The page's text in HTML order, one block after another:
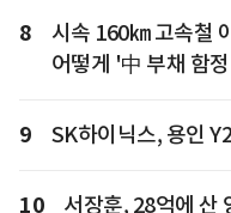
8
시속 160㎞ 고속철
어떻게 '中 부채 함
9 SK하이닉스, 용인
10 서장훈, 28억에 산